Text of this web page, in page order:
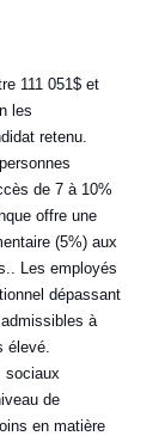
111 051$ et
les
retenu.
de 7 à 10%
offre une
(5%) aux
Les employés
dépassant
à
élevé.
sociaux
de
en matière